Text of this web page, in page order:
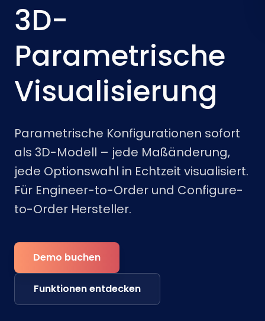
3D-
Parametrische
Visualisierung
Parametrische Konfigurationen sofort
als 3D-Modell – jede Maßänderung,
jede Optionswahl in Echtzeit visualisiert.
Für Engineer-to-Order und Configure-
to-Order Hersteller.
Demo buchen
Funktionen entdecken